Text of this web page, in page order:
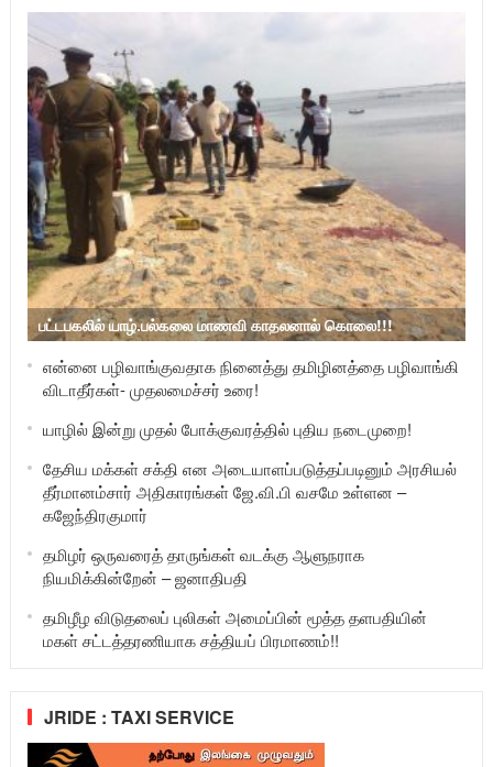
பட்டபகலில் யாழ்.பல்கலை மாணவி காதலனால் கொலை!!!
என்னை பழிவாங்குவதாக நினைத்து தமிழினத்தை பழிவாங்கி
விடாதீர்கள்- முதலமைச்சர் உரை!
யாழில் இன்று முதல் போக்குவரத்தில் புதிய நடைமுறை!
தேசிய மக்கள் சக்தி என அடையாளப்படுத்தப்படினும் அரசியல்
தீர்மானம்சார் அதிகாரங்கள் ஜே.வி.பி வசமே உள்ளன –
கஜேந்திரகுமார்
தமிழர் ஒருவரைத் தாருங்கள் வடக்கு ஆளுநராக
நியமிக்கின்றேன் – ஜனாதிபதி
தமிழீழ விடுதலைப் புலிகள் அமைப்பின் மூத்த தளபதியின்
மகள் சட்டத்தரணியாக சத்தியப் பிரமாணம்!!
JRIDE : TAXI SERVICE